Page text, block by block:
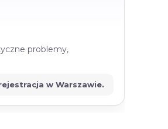
problemy,
w Warszawie.